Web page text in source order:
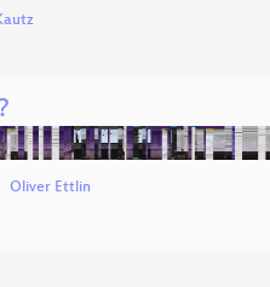
Oliver Ettlin